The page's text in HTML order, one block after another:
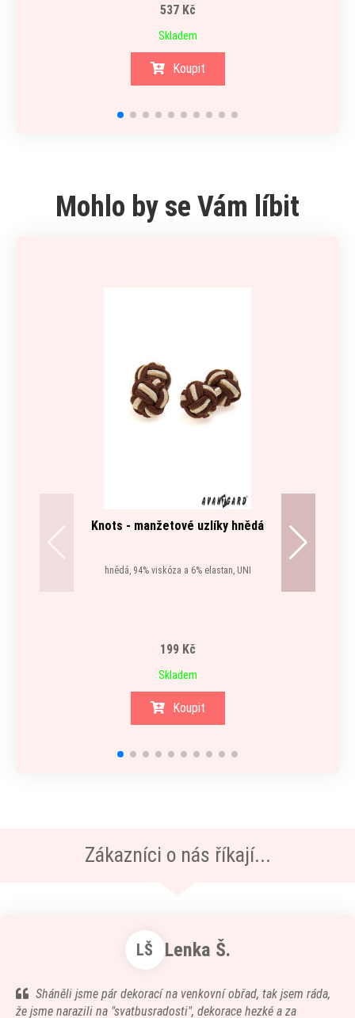
537 Kč
Skladem
Koupit
Mohlo by se Vám líbit
Knots - manžetové uzlíky hnědá
hnědá, 94% viskóza a 6% elastan, UNI
199 Kč
Skladem
Koupit
Zákazníci o nás říkají...
LŠ Lenka Š.
Sháněli jsme pár dekorací na venkovní obřad, tak jsem ráda,
že jsme narazili na "svatbusradosti", dekorace hezké a za